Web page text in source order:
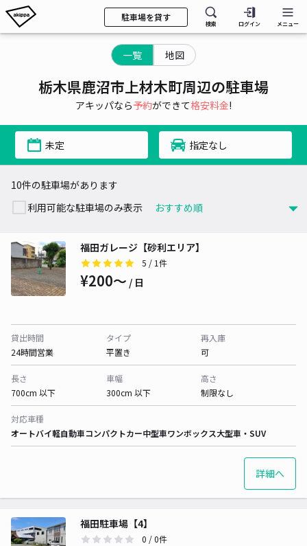
駐車場を貸す
検索 ログイン メニュー
一覧 地図
栃木県鹿沼市上材木町周辺の駐車場
アキッパなら予約ができて格安料金!
未定 指定なし
10件の駐車場があります
利用可能な駐車場のみ表示
福田ガレージ【砂利エリア】
5 / 1件
¥200〜 / 日
貸出時間
24時間営業
タイプ
平置き
再入庫
可
長さ
700cm 以下
車幅
300cm 以下
高さ
制限なし
対応車種
オートバイ軽自動車コンパクトカー中型車ワンボックス大型車・SUV
詳細へ
福田駐車場【4】
0 / 0件